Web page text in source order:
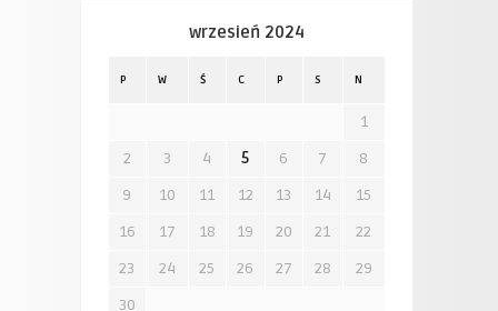
wrzesień 2024
P W Ś C P S N
1
2
3 4 5 6 7
8
9
10 11 12 13 14
15
16
17 18 19 20 21
22
23
24 25 26 27 28
29
30